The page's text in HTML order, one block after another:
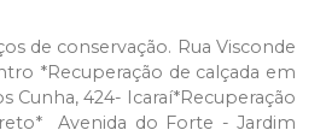
de conservação. Rua Visconde
*Recuperação de calçada em
Cunha, 424- Icaraí*Recuperação
Avenida do Forte - Jardim